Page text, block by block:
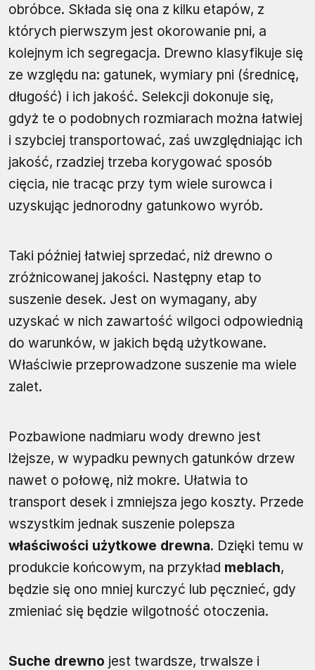
obróbce. Składa się ona z kilku etapów, z
których pierwszym jest okorowanie pni, a
kolejnym ich segregacja. Drewno klasyfikuje się
ze względu na: gatunek, wymiary pni (średnicę,
długość) i ich jakość. Selekcji dokonuje się,
gdyż te o podobnych rozmiarach można łatwiej
i szybciej transportować, zaś uwzględniając ich
jakość, rzadziej trzeba korygować sposób
cięcia, nie tracąc przy tym wiele surowca i
uzyskując jednorodny gatunkowo wyrób.
Taki później łatwiej sprzedać, niż drewno o
zróżnicowanej jakości. Następny etap to
suszenie desek. Jest on wymagany, aby
uzyskać w nich zawartość wilgoci odpowiednią
do warunków, w jakich będą użytkowane.
Właściwie przeprowadzone suszenie ma wiele
zalet.
Pozbawione nadmiaru wody drewno jest
lżejsze, w wypadku pewnych gatunków drzew
nawet o połowę, niż mokre. Ułatwia to
transport desek i zmniejsza jego koszty. Przede
wszystkim jednak suszenie polepsza
właściwości użytkowe drewna. Dzięki temu w
produkcie końcowym, na przykład meblach,
będzie się ono mniej kurczyć lub pęcznieć, gdy
zmieniać się będzie wilgotność otoczenia.
Suche drewno jest twardsze, trwalsze i